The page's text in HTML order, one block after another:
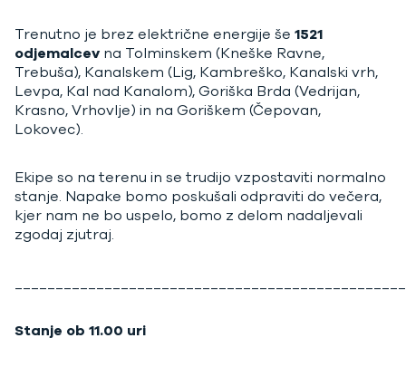
Trenutno je brez električne energije še 1521
odjemalcev na Tolminskem (Kneške Ravne,
Trebuša), Kanalskem (Lig, Kambreško, Kanalski vrh,
Levpa, Kal nad Kanalom), Goriška Brda (Vedrijan,
Krasno, Vrhovlje) in na Goriškem (Čepovan,
Lokovec).
Ekipe so na terenu in se trudijo vzpostaviti normalno
stanje. Napake bomo poskušali odpraviti do večera,
kjer nam ne bo uspelo, bomo z delom nadaljevali
zgodaj zjutraj.
Stanje ob 11.00 uri